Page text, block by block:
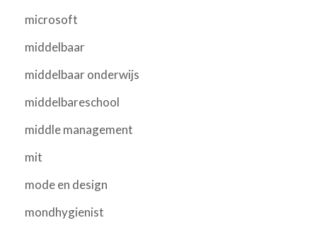
microsoft
middelbaar
middelbaar onderwijs
middelbareschool
middle management
mit
mode en design
mondhygienist